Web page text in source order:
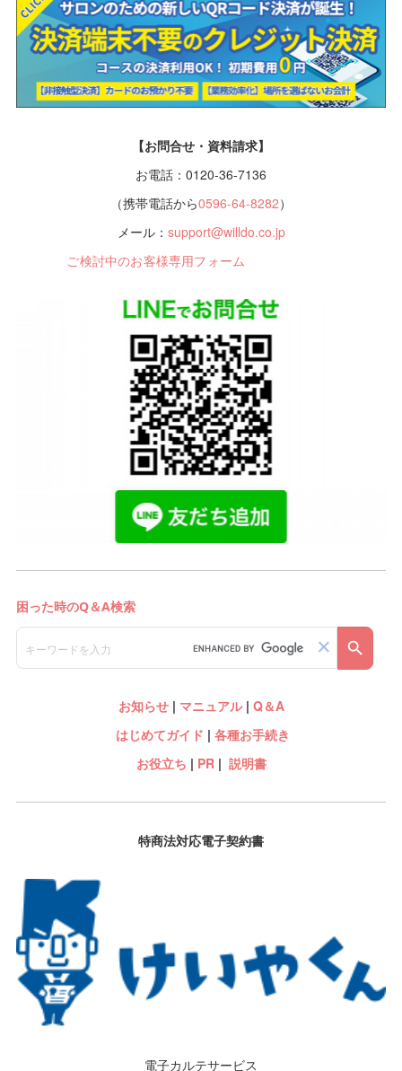
【お問合せ・資料請求】
お電話：0120-36-7136
（携帯電話から0596-64-8282）
メール： support@willdo.co.jp
ご検討中のお客様専用フォーム
お知らせ| マニュアル| Q＆A
はじめてガイド | 各種お手続き
お役立ち | PR| 説明書
特商法対応電子契約書
電子カルテサービス